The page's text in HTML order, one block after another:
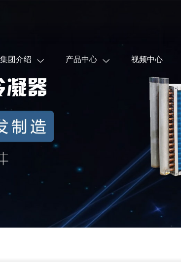
集团介绍 产品中心 视频中心